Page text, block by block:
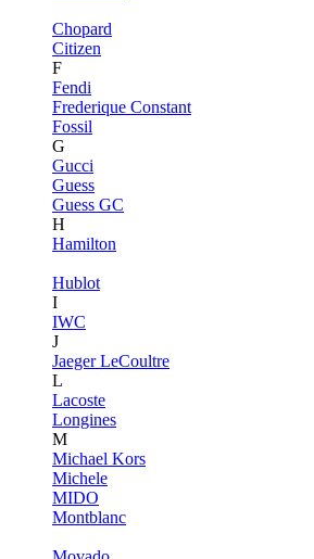
Chopard
Citizen
F
Fendi
Frederique Constant
Fossil
G
Gucci
Guess
Guess GC
H
Hamilton
Hublot
I
IWC
J
Jaeger LeCoultre
L
Lacoste
Longines
M
Michael Kors
Michele
MIDO
Montblanc